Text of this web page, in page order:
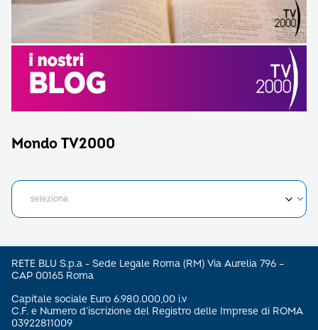
Mondo TV2000
RETE BLU S.p.a - Sede Legale Roma (RM) Via Aurelia 796 –
CAP 00165 Roma
Capitale sociale Euro 6.980.000,00 i.v
C.F. e Numero d’iscrizione del Registro delle Imprese di ROMA
03922811009